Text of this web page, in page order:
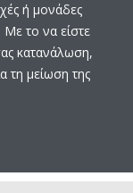
ή μονάδες
Με το να είστε
κατανάλωση,
τη μείωση της